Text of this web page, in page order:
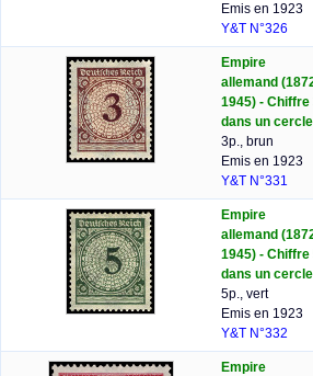
Emis en 1923
Y&T N°326
Empire
allemand
1945) - Chiffre
dans un cercle
3p., brun
Emis en 1923
Y&T N°331
Empire
allemand
1945) - Chiffre
dans un cercle
5p., vert
Emis en 1923
Y&T N°332
Empire